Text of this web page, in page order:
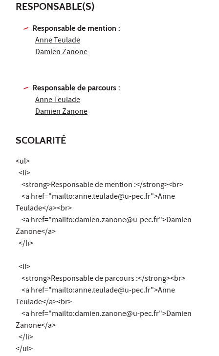
RESPONSABLE(S)
Responsable de mention :
Anne Teulade
Damien Zanone
Responsable de parcours :
Anne Teulade
Damien Zanone
SCOLARITÉ
<ul>
<li>
<strong>Responsable de mention :</strong><br>
<a href="mailto:anne.teulade@u-pec.fr">Anne
Teulade</a><br>
<a href="mailto:damien.zanone@u-pec.fr">Damien
Zanone</a>
</li>
<li>
<strong>Responsable de parcours :</strong><br>
<a href="mailto:anne.teulade@u-pec.fr">Anne
Teulade</a><br>
<a href="mailto:damien.zanone@u-pec.fr">Damien
Zanone</a>
</li>
</ul>